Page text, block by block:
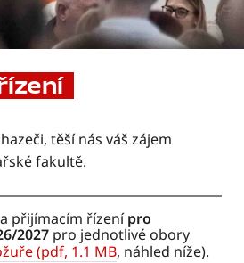
těší nás váš zájem
fakultě.
přijímacím řízenípro
2027 pro jednotlivé obory
(pdf, 1.1 MB, náhled níže).